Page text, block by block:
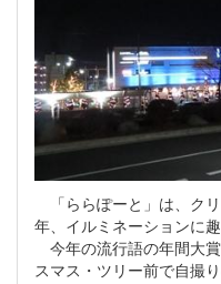
「ららぽーと」は、ク
年、イルミネーションに
今年の流行語の年間大
スマス・ツリー前で自撮